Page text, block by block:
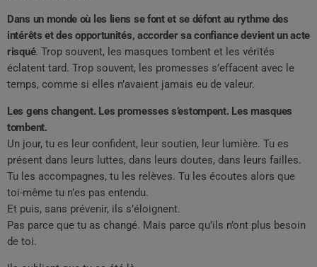
Dans un monde où les liens se font et se défont au rythme des
intérêts et des opportunités, accorder sa confiance devient un acte
risqué. Trop souvent, les masques tombent et les vérités
éclatent tard. Trop souvent, les promesses s’effacent avec le
temps, comme si elles n’avaient jamais eu de valeur.
Les gens changent. Les promesses s’estompent. Les masques
tombent.
Un jour, tu es leur confident, leur soutien, leur lumière. Tu es
présent dans leurs luttes, dans leurs doutes, dans leurs failles.
Tu les accompagnes, tu les relèves. Tu les écoutes alors que
toi-même tu n’es pas entendu.
Et puis, sans prévenir, ils s’éloignent.
Pas parce que tu as changé. Mais parce qu’ils n’ont plus besoin
de toi.